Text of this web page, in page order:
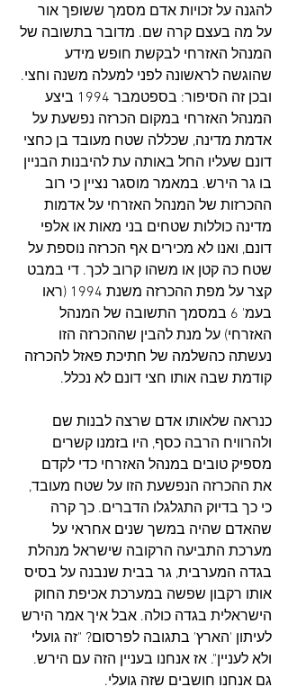
להגנה על זכויות אדם מסמך ששופך אור
על מה בעצם קרה שם. מדובר בתשובה של
המנהל האזרחי לבקשת חופש מידע
שהוגשה לראשונה לפני למעלה משנה וחצי.
ובכן זה הסיפור: בספטמבר 1994 ביצע
המנהל האזרחי במקום הכרזה נפשעת על
אדמת מדינה, שכללה שטח מעובד בן כחצי
דונם שעליו החל באותה עת להיבנות הבניין
בו גר הירש. במאמר מוסגר נציין כי רוב
ההכרזות של המנהל האזרחי על אדמות
מדינה כוללות שטחים בני מאות או אלפי
דונם, ואנו לא מכירים אף הכרזה נוספת על
שטח כה קטן או משהו קרוב לכך. די במבט
קצר על מפת ההכרזה משנת 1994 (ראו
בעמ' 6 במסמך התשובה של המנהל
האזרחי) על מנת להבין שההכרזה הזו
נעשתה כהשלמה של חתיכת פאזל להכרזה
קודמת שבה אותו חצי דונם לא נכלל.
כנראה שלאותו אדם שרצה לבנות שם
ולהרוויח הרבה כסף, היו בזמנו קשרים
מספיק טובים במנהל האזרחי כדי לקדם
את ההכרזה הנפשעת הזו על שטח מעובד,
כי כך בדיוק התגלגלו הדברים. כך קרה
שהאדם שהיה במשך שנים אחראי על
מערכת התביעה הרקובה שישראל מנהלת
בגדה המערבית, גר בבית שנבנה על בסיס
אותו רקבון שפשה במערכת אכיפת החוק
הישראלית בגדה כולה. אבל איך אמר הירש
לעיתון 'הארץ' בתגובה לפרסום? "זה גועלי
ולא לעניין". אז אנחנו בעניין הזה עם הירש.
גם אנחנו חושבים שזה גועלי.